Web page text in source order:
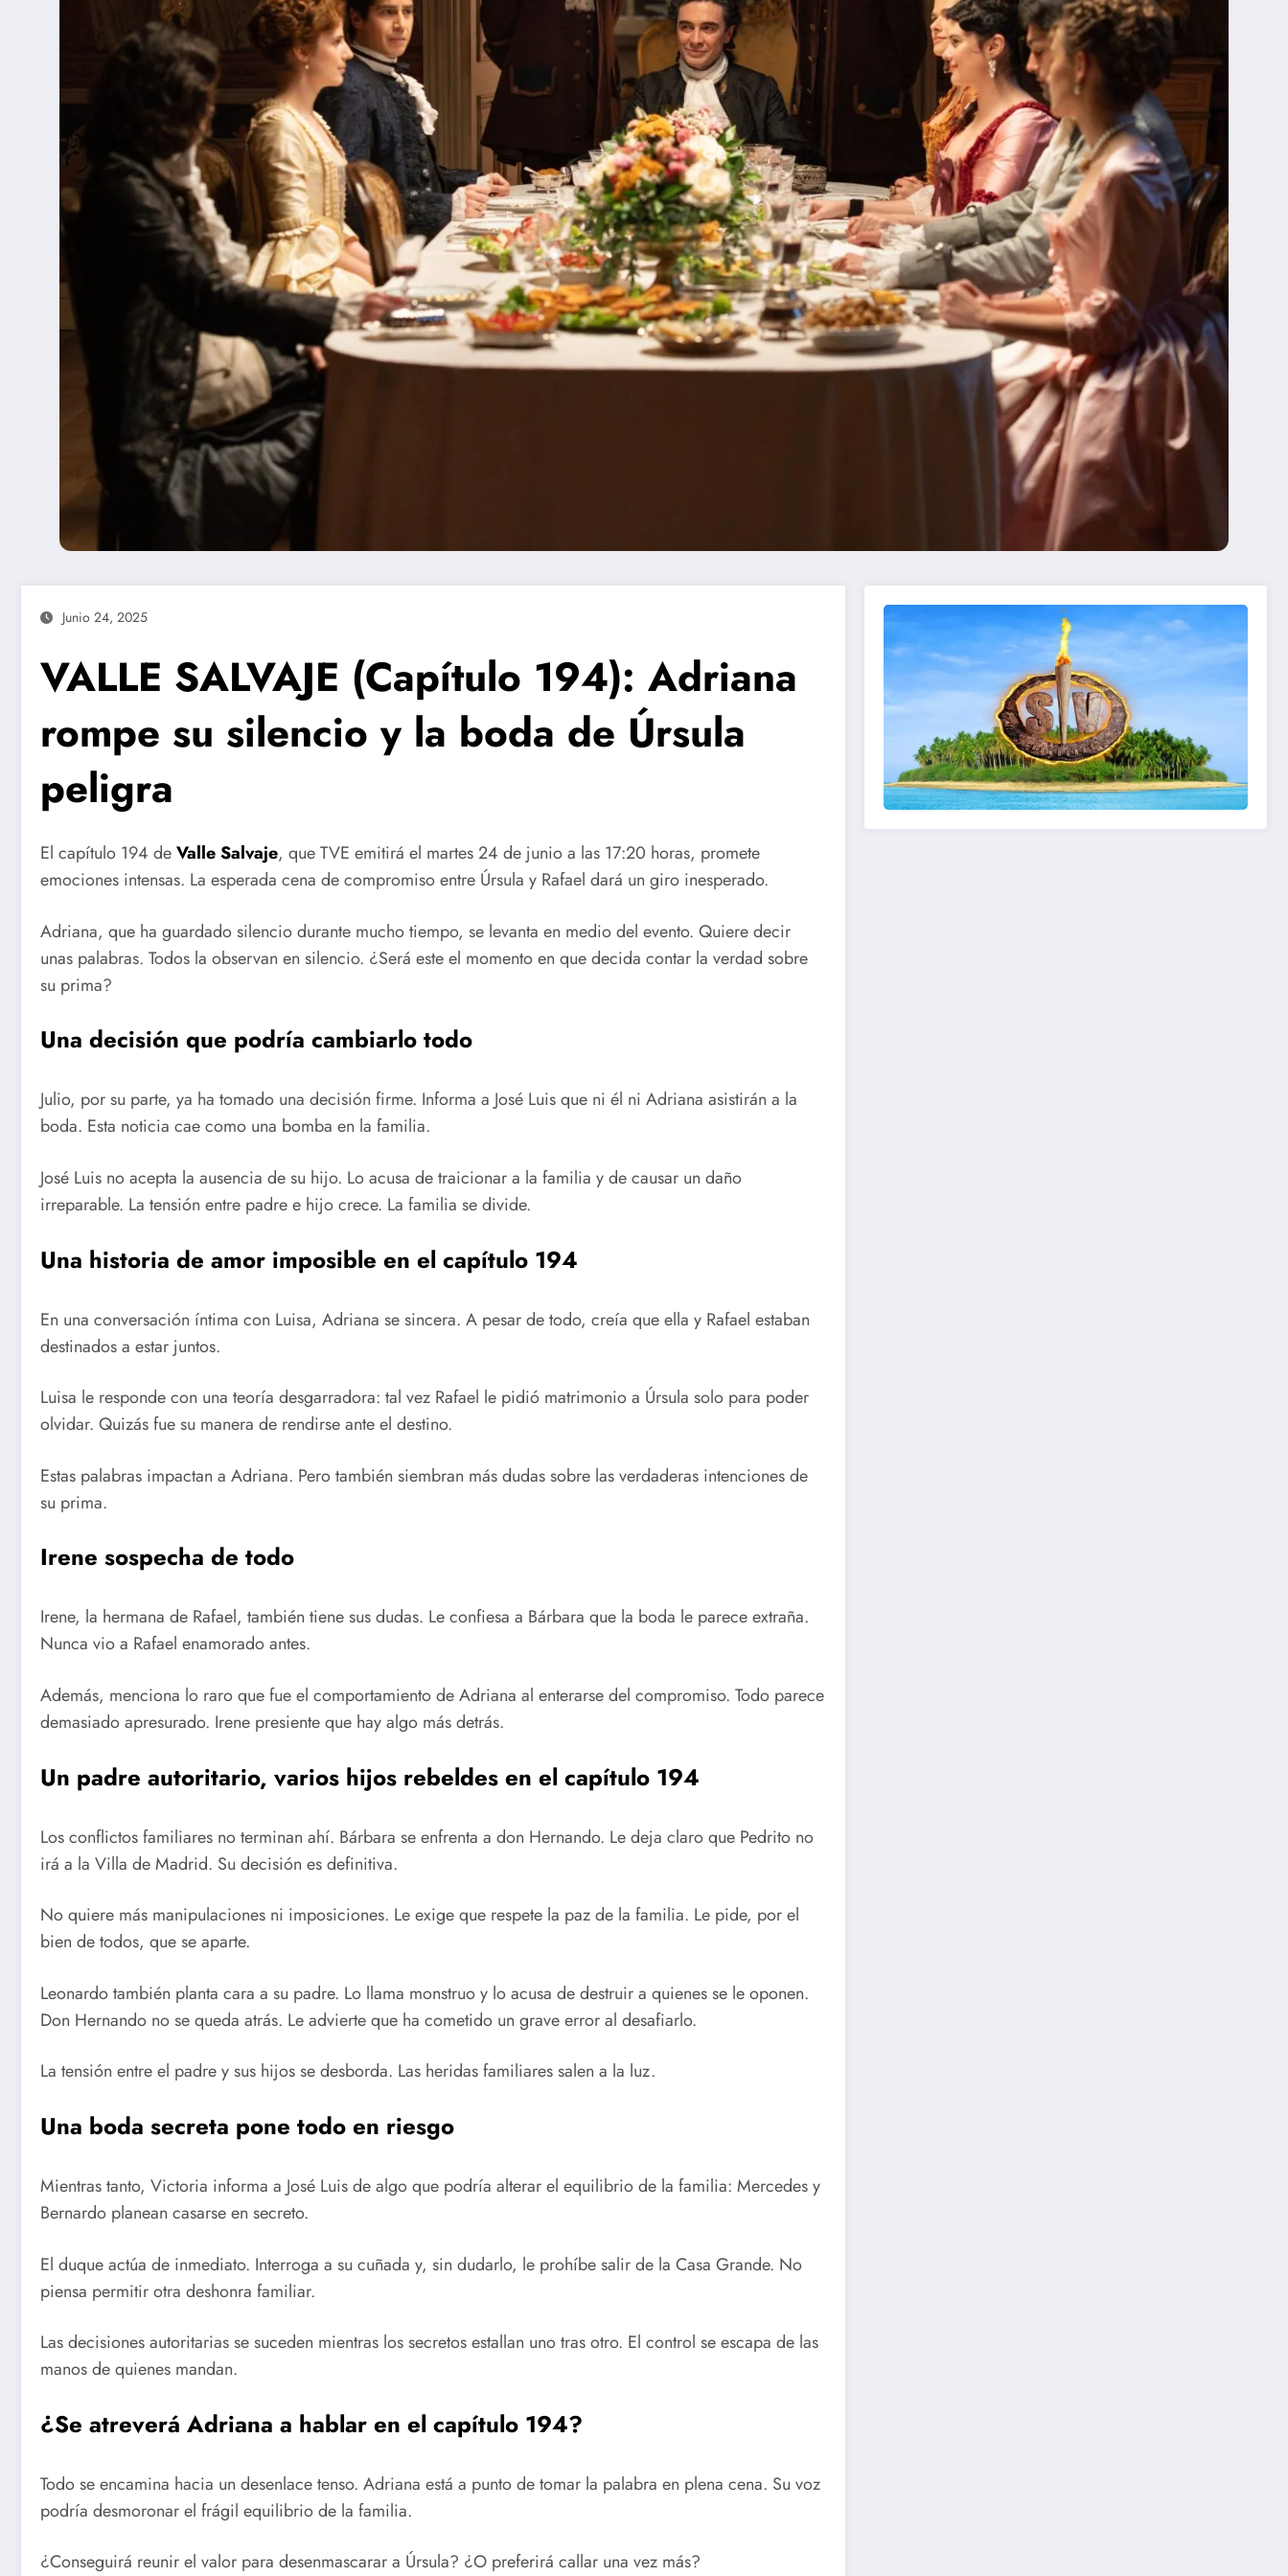
Junio 24, 2025
VALLE SALVAJE (Capítulo 194): Adriana
rompe su silencio y la boda de Úrsula
peligra
El capítulo 194 deValle Salvaje, que TVE emitirá el martes 24 de junio a las 17:20 horas, promete
emociones intensas. La esperada cena de compromiso entre Úrsula y Rafael dará un giro inesperado.
Adriana, que ha guardado silencio durante mucho tiempo, se levanta en medio del evento. Quiere decir
unas palabras. Todos la observan en silencio. ¿Será este el momento en que decida contar la verdad sobre
su prima?
Una decisión que podría cambiarlo todo
Julio, por su parte, ya ha tomado una decisión firme. Informa a José Luis que ni él ni Adriana asistirán a la
boda. Esta noticia cae como una bomba en la familia.
José Luis no acepta la ausencia de su hijo. Lo acusa de traicionar a la familia y de causar un daño
irreparable. La tensión entre padre e hijo crece. La familia se divide.
Una historia de amor imposible en el capítulo 194
En una conversación íntima con Luisa, Adriana se sincera. A pesar de todo, creía que ella y Rafael estaban
destinados a estar juntos.
Luisa le responde con una teoría desgarradora: tal vez Rafael le pidió matrimonio a Úrsula solo para poder
olvidar. Quizás fue su manera de rendirse ante el destino.
Estas palabras impactan a Adriana. Pero también siembran más dudas sobre las verdaderas intenciones de
su prima.
Irene sospecha de todo
Irene, la hermana de Rafael, también tiene sus dudas. Le confiesa a Bárbara que la boda le parece extraña.
Nunca vio a Rafael enamorado antes.
Además, menciona lo raro que fue el comportamiento de Adriana al enterarse del compromiso. Todo parece
demasiado apresurado. Irene presiente que hay algo más detrás.
Un padre autoritario, varios hijos rebeldes en el capítulo 194
Los conflictos familiares no terminan ahí. Bárbara se enfrenta a don Hernando. Le deja claro que Pedrito no
irá a la Villa de Madrid. Su decisión es definitiva.
No quiere más manipulaciones ni imposiciones. Le exige que respete la paz de la familia. Le pide, por el
bien de todos, que se aparte.
Leonardo también planta cara a su padre. Lo llama monstruo y lo acusa de destruir a quienes se le oponen.
Don Hernando no se queda atrás. Le advierte que ha cometido un grave error al desafiarlo.
La tensión entre el padre y sus hijos se desborda. Las heridas familiares salen a la luz.
Una boda secreta pone todo en riesgo
Mientras tanto, Victoria informa a José Luis de algo que podría alterar el equilibrio de la familia: Mercedes y
Bernardo planean casarse en secreto.
El duque actúa de inmediato. Interroga a su cuñada y, sin dudarlo, le prohíbe salir de la Casa Grande. No
piensa permitir otra deshonra familiar.
Las decisiones autoritarias se suceden mientras los secretos estallan uno tras otro. El control se escapa de las
manos de quienes mandan.
¿Se atreverá Adriana a hablar en el capítulo 194?
Todo se encamina hacia un desenlace tenso. Adriana está a punto de tomar la palabra en plena cena. Su voz
podría desmoronar el frágil equilibrio de la familia.
¿Conseguirá reunir el valor para desenmascarar a Úrsula? ¿O preferirá callar una vez más?